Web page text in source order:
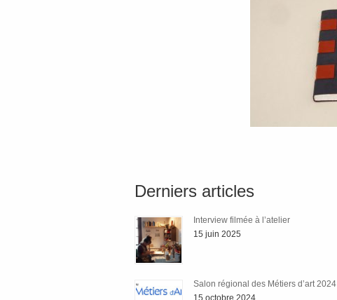
Derniers articles
Interview filmée à l’atelier
15 juin 2025
Salon régional des Métiers d’art 2024